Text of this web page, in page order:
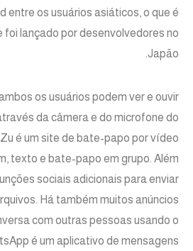
entre os usuários asiáticos, o que é
lançado por desenvolvedores no
Japão.
os usuários podem ver e ouvir
da câmera e do microfone do
é um site de bate-papo por vídeo
texto e bate-papo em grupo. Além
sociais adicionais para enviar
Há também muitos anúncios
com outras pessoas usando o
é um aplicativo de mensagens